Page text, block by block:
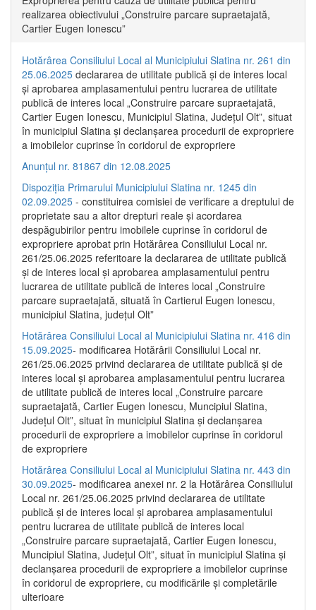
realizarea obiectivului „Construire parcare supraetajată,
Cartier Eugen Ionescu”
Hotărârea Consiliului Local al Municipiului Slatina nr. 261 din
25.06.2025 declararea de utilitate publică și de interes local
și aprobarea amplasamentului pentru lucrarea de utilitate
publică de interes local „Construire parcare supraetajată,
Cartier Eugen Ionescu, Municipiul Slatina, Județul Olt”, situat
în municipiul Slatina și declanșarea procedurii de expropriere
a imobilelor cuprinse în coridorul de expropriere
Anunțul nr. 81867 din 12.08.2025
Dispoziția Primarului Municipiului Slatina nr. 1245 din
02.09.2025 - constituirea comisiei de verificare a dreptului de
proprietate sau a altor drepturi reale și acordarea
despăgubirilor pentru imobilele cuprinse în coridorul de
expropriere aprobat prin Hotărârea Consiliului Local nr.
261/25.06.2025 referitoare la declararea de utilitate publică
și de interes local și aprobarea amplasamentului pentru
lucrarea de utilitate publică de interes local „Construire
parcare supraetajată, situată în Cartierul Eugen Ionescu,
municipiul Slatina, județul Olt”
Hotărârea Consiliului Local al Municipiului Slatina nr. 416 din
15.09.2025- modificarea Hotărârii Consiliului Local nr.
261/25.06.2025 privind declararea de utilitate publică și de
interes local și aprobarea amplasamentului pentru lucrarea
de utilitate publică de interes local „Construire parcare
supraetajată, Cartier Eugen Ionescu, Muncipiul Slatina,
Județul Olt”, situat în municipiul Slatina și declanșarea
procedurii de expropriere a imobilelor cuprinse în coridorul
de expropriere
Hotărârea Consiliului Local al Municipiului Slatina nr. 443 din
30.09.2025- modificarea anexei nr. 2 la Hotărârea Consiliului
Local nr. 261/25.06.2025 privind declararea de utilitate
publică şi de interes local şi aprobarea amplasamentului
pentru lucrarea de utilitate publică de interes local
„Construire parcare supraetajată, Cartier Eugen Ionescu,
Muncipiul Slatina, Judeţul Olt”, situat în municipiul Slatina şi
declanşarea procedurii de expropriere a imobilelor cuprinse
în coridorul de expropriere, cu modificările şi completările
ulterioare